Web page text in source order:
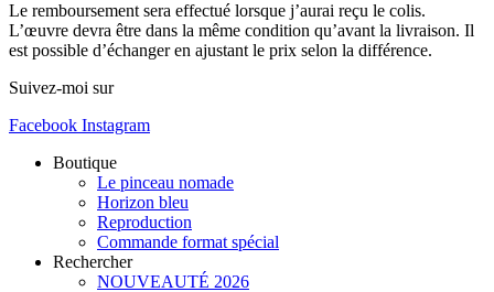
Le remboursement sera effectué lorsque j’aurai reçu le colis.
L’œuvre devra être dans la même condition qu’avant la livraison. Il
est possible d’échanger en ajustant le prix selon la différence.
Suivez-moi sur
Facebook Instagram
Boutique
Le pinceau nomade
Horizon bleu
Reproduction
Commande format spécial
Rechercher
NOUVEAUTÉ 2026